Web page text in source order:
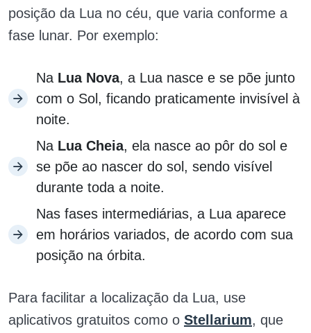
posição da Lua no céu, que varia conforme a
fase lunar. Por exemplo:
Na Lua Nova, a Lua nasce e se põe junto
com o Sol, ficando praticamente invisível à
noite.
Na Lua Cheia, ela nasce ao pôr do sol e
se põe ao nascer do sol, sendo visível
durante toda a noite.
Nas fases intermediárias, a Lua aparece
em horários variados, de acordo com sua
posição na órbita.
Para facilitar a localização da Lua, use
aplicativos gratuitos como o Stellarium, que